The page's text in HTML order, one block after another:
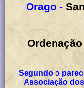
Orago -
Segundo o
Associação